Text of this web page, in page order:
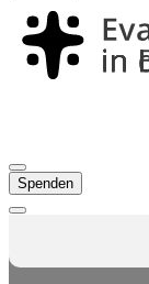
Spenden